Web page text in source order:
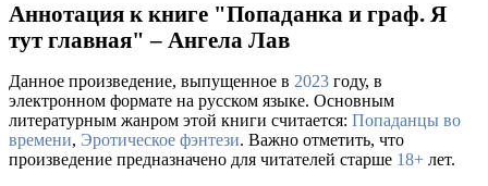
Аннотация к книге "Попаданка и граф. Я
тут главная" – Ангела Лав
Данное произведение, выпущенное в 2023 году, в
электронном формате на русском языке. Основным
литературным жанром этой книги считается: Попаданцы во
времени, Эротическое фэнтези. Важно отметить, что
произведение предназначено для читателей старше 18+ лет.